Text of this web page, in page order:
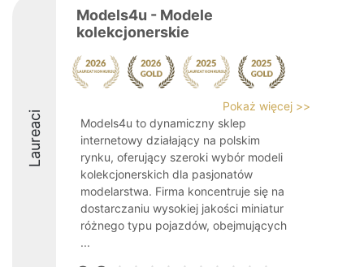
Laureaci
Models4u - Modele
kolekcjonerskie
Pokaż więcej >>
Models4u to dynamiczny sklep
internetowy działający na polskim
rynku, oferujący szeroki wybór modeli
kolekcjonerskich dla pasjonatów
modelarstwa. Firma koncentruje się na
dostarczaniu wysokiej jakości miniatur
różnego typu pojazdów, obejmujących
...